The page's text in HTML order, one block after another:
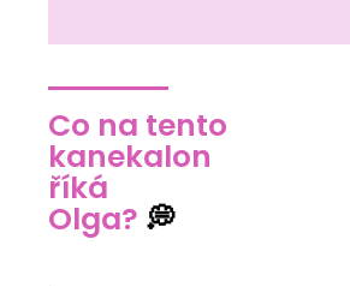
Co na tento
kanekalon
říká
Olga? 💭